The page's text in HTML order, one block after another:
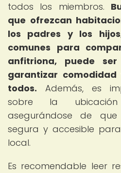
todos los miembros.
que ofrezcan
los padres y los
comunes para
anfitriona, puede
garantizar
todos. Además, es
sobre la
asegurándose de
segura y accesible
local.
Es recomendable leer